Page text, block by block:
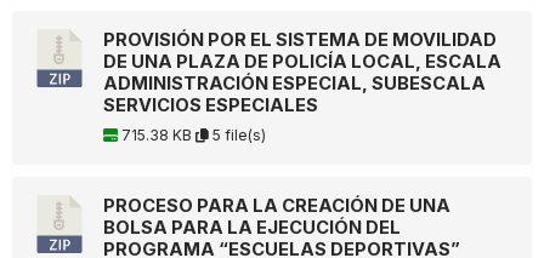
PROVISIÓN POR EL SISTEMA DE MOVILIDAD
DE UNA PLAZA DE POLICÍA LOCAL, ESCALA
ADMINISTRACIÓN ESPECIAL, SUBESCALA
SERVICIOS ESPECIALES
715.38 KB 5 file(s)
PROCESO PARA LA CREACIÓN DE UNA
BOLSA PARA LA EJECUCIÓN DEL
PROGRAMA “ESCUELAS DEPORTIVAS”